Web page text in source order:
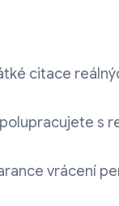
citace
s
vrácení